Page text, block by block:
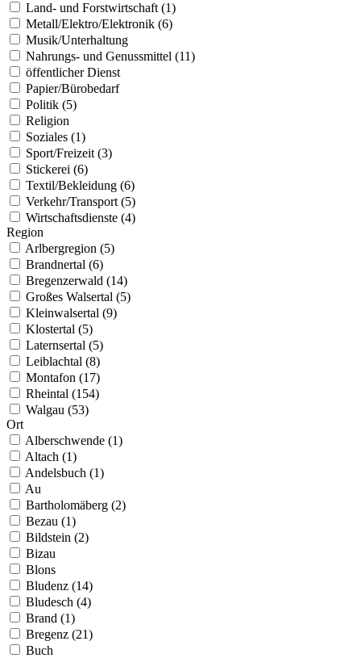
Land- und Forstwirtschaft (1)
Metall/Elektro/Elektronik (6)
Musik/Unterhaltung
Nahrungs- und Genussmittel (11)
öffentlicher Dienst
Papier/Bürobedarf
Politik (5)
Religion
Soziales (1)
Sport/Freizeit (3)
Stickerei (6)
Textil/Bekleidung (6)
Verkehr/Transport (5)
Wirtschaftsdienste (4)
Region
Arlbergregion (5)
Brandnertal (6)
Bregenzerwald (14)
Großes Walsertal (5)
Kleinwalsertal (9)
Klostertal (5)
Laternsertal (5)
Leiblachtal (8)
Montafon (17)
Rheintal (154)
Walgau (53)
Ort
Alberschwende (1)
Altach (1)
Andelsbuch (1)
Au
Bartholomäberg (2)
Bezau (1)
Bildstein (2)
Bizau
Blons
Bludenz (14)
Bludesch (4)
Brand (1)
Bregenz (21)
Buch